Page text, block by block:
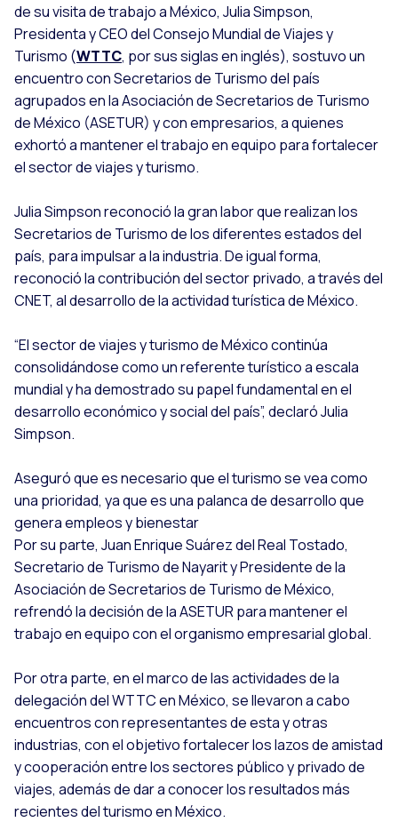
de su visita de trabajo a México, Julia Simpson,
Presidenta y CEO del Consejo Mundial de Viajes y
Turismo (WTTC, por sus siglas en inglés), sostuvo un
encuentro con Secretarios de Turismo del país
agrupados en la Asociación de Secretarios de Turismo
de México (ASETUR) y con empresarios, a quienes
exhortó a mantener el trabajo en equipo para fortalecer
el sector de viajes y turismo.
Julia Simpson reconoció la gran labor que realizan los
Secretarios de Turismo de los diferentes estados del
país, para impulsar a la industria. De igual forma,
reconoció la contribución del sector privado, a través del
CNET, al desarrollo de la actividad turística de México.
“El sector de viajes y turismo de México continúa
consolidándose como un referente turístico a escala
mundial y ha demostrado su papel fundamental en el
desarrollo económico y social del país”, declaró Julia
Simpson.
Aseguró que es necesario que el turismo se vea como
una prioridad, ya que es una palanca de desarrollo que
genera empleos y bienestar
Por su parte, Juan Enrique Suárez del Real Tostado,
Secretario de Turismo de Nayarit y Presidente de la
Asociación de Secretarios de Turismo de México,
refrendó la decisión de la ASETUR para mantener el
trabajo en equipo con el organismo empresarial global.
Por otra parte, en el marco de las actividades de la
delegación del WTTC en México, se llevaron a cabo
encuentros con representantes de esta y otras
industrias, con el objetivo fortalecer los lazos de amistad
y cooperación entre los sectores público y privado de
viajes, además de dar a conocer los resultados más
recientes del turismo en México.